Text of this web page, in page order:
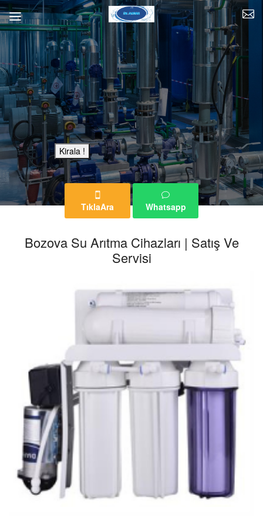
TıklaAra Whatsapp
Bu Reklam Sayfası Kiralıktır.
Kirala !
Bozova Su Arıtma Cihazları | Satış Ve
Servisi